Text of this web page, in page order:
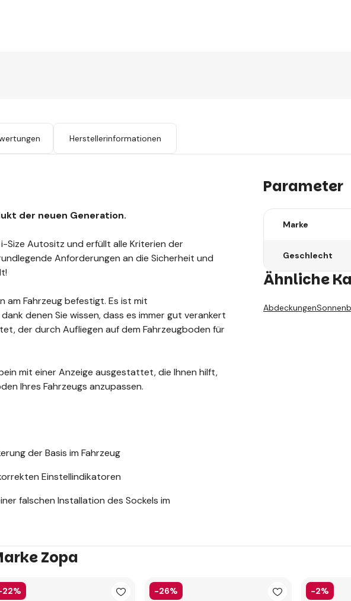
Herstellerinformationen
der neuen Generation.
Size Autositz und erfüllt alle Kriterien der
Anforderungen an die Sicherheit und
am Fahrzeug befestigt. Es ist mit
denen Sie wissen, dass es immer gut verankert
der durch Aufliegen auf dem Fahrzeugboden für
mit einer Anzeige ausgestattet, die Ihnen hilft,
Ihres Fahrzeugs anzupassen.
der Basis im Fahrzeug
Einstellindikatoren
falschen Installation des Sockels im
Parameter
Marke
Geschlecht
Ähnliche
Abdeckungen
Zopa
-26% -2%